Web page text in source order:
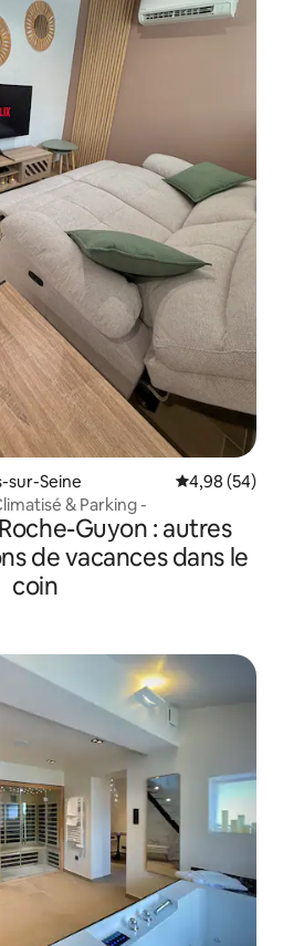
sur-Seine Note
4,98 (54)
& Parking -
Guyon : autres
de vacances dans le
coin